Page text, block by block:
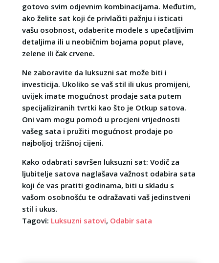
gotovo svim odjevnim kombinacijama. Međutim,
ako želite sat koji će privlačiti pažnju i isticati
vašu osobnost, odaberite modele s upečatljivim
detaljima ili u neobičnim bojama poput plave,
zelene ili čak crvene.
Ne zaboravite da luksuzni sat može biti i
investicija. Ukoliko se vaš stil ili ukus promijeni,
uvijek imate mogućnost prodaje sata putem
specijaliziranih tvrtki kao što je Otkup satova.
Oni vam mogu pomoći u procjeni vrijednosti
vašeg sata i pružiti mogućnost prodaje po
najboljoj tržišnoj cijeni.
Kako odabrati savršen luksuzni sat: Vodič za
ljubitelje satova naglašava važnost odabira sata
koji će vas pratiti godinama, biti u skladu s
vašom osobnošću te odražavati vaš jedinstveni
stil i ukus.
Tagovi: Luksuzni satovi, Odabir sata